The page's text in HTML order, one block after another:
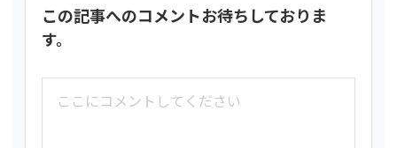
この記事へのコメントお待ちしておりま
す。